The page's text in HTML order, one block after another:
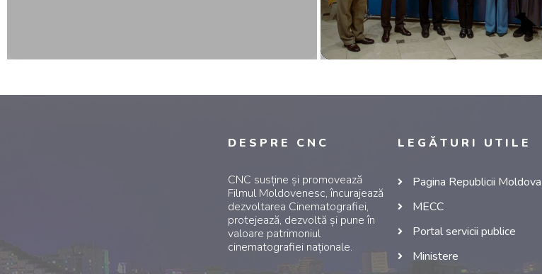
DESPRE CNC
CNC susține și promovează
Filmul Moldovenesc, încurajează
dezvoltarea Cinematografiei,
protejează, dezvoltă și pune în
valoare patrimoniul
cinematografiei naționale.
LEGĂTURI UTILE
Pagina Republicii Moldova
MECC
Portal servicii publice
Ministere